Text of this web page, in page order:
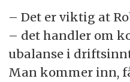
– Det er viktig at
– det handler om
ubalanse i
Man kommer inn,